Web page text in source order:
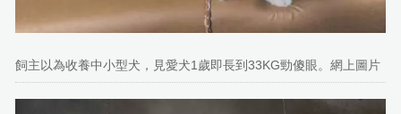
飼主以為收養中小型犬，見愛犬1歲即長到33KG勁傻眼。網上圖片